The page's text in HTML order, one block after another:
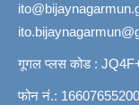
गूगल प्लस कोड :
फोन नं.: